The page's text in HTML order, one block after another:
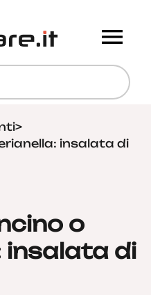
>
insalata di
o
insalata di